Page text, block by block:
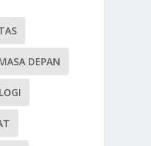
DEPAN